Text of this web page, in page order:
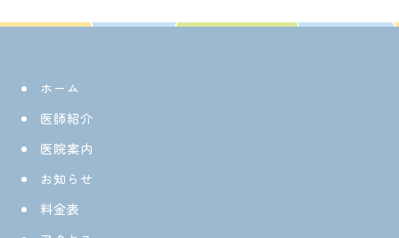
ホーム
医師紹介
医院案内
お知らせ
料金表